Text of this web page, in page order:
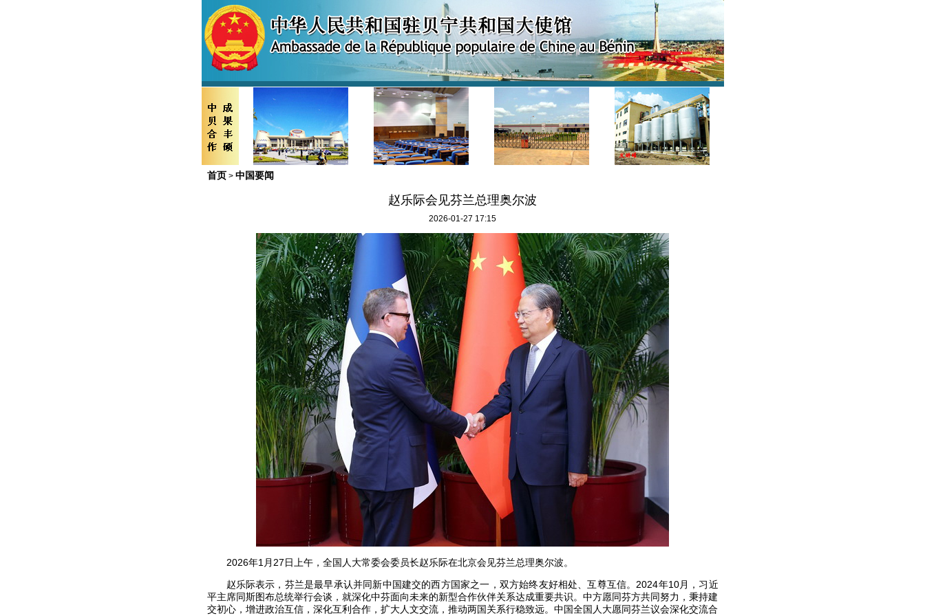
首页 > 中国要闻
赵乐际会见芬兰总理奥尔波
2026-01-27 17:15
2026年1月27日上午，全国人大常委会委员长赵乐际在北京会见芬兰总理奥尔波。
赵乐际表示，芬兰是最早承认并同新中国建交的西方国家之一，双方始终友好相处、互尊互信。2024年10月，习近
平主席同斯图布总统举行会谈，就深化中芬面向未来的新型合作伙伴关系达成重要共识。中方愿同芬方共同努力，秉持建
交初心，增进政治互信，深化互利合作，扩大人文交流，推动两国关系行稳致远。中国全国人大愿同芬兰议会深化交流合